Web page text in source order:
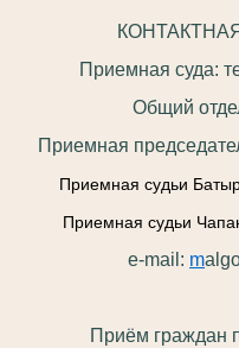
Приемная суда:
Общий
Приемная
Приемная судьи
Приемная судьи
e-mail: m
Приём граждан